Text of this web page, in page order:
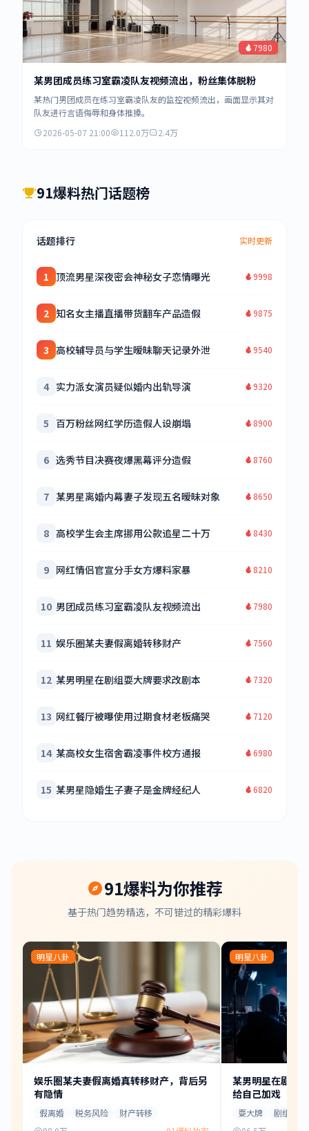
7980
某男团成员练习室霸凌队友视频流出，粉丝集体脱粉
某热门男团成员在练习室霸凌队友的监控视频流出，画面显示其对
队友进行言语侮辱和身体推搡。
2026-05-07 21:00
112.0万 2.4万
91爆料热门话题榜
话题排行 实时更新
1 顶流男星深夜密会神秘女子恋情曝光 9998
2 知名女主播直播带货翻车产品造假 9875
3 高校辅导员与学生暧昧聊天记录外泄 9540
4 实力派女演员疑似婚内出轨导演 9320
5 百万粉丝网红学历造假人设崩塌 8900
6 选秀节目决赛夜爆黑幕评分造假 8760
7 某男星离婚内幕妻子发现五名暧昧对象 8650
8 高校学生会主席挪用公款追星二十万 8430
9 网红情侣官宣分手女方爆料家暴 8210
10 男团成员练习室霸凌队友视频流出 7980
11 娱乐圈某夫妻假离婚转移财产 7560
12 某男明星在剧组耍大牌要求改剧本 7320
13 网红餐厅被曝使用过期食材老板痛哭 7120
14 某高校女生宿舍霸凌事件校方通报 6980
15 某男星隐婚生子妻子是金牌经纪人 6820
91爆料为你推荐
基于热门趋势精选，不可错过的精彩爆料
明星八卦
娱乐圈某夫妻假离婚真转移财产，背后另
有隐情
假离婚 税务风险
财产转移
明星八卦
某男明星在剧组
给自己加戏
耍大牌 剧组